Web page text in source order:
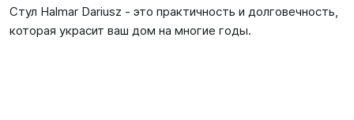
Стул Halmar Dariusz - это практичность и долговечность,
которая украсит ваш дом на многие годы.